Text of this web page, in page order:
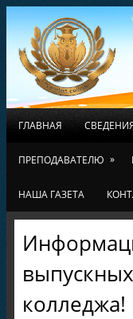
ГЛАВНАЯ
ПРЕПОДАВАТЕЛЮ »
НАША ГАЗЕТА
колледжа!